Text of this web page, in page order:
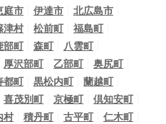
庭市 伊達市
北広島市
津村 松前町
福島町
部町 森町
八雲町
厚沢部町 乙部町
奥尻町
都町 黒松内町
蘭越町
喜茂別町 京極町
倶知安町
村 積丹町 古平町
仁木町